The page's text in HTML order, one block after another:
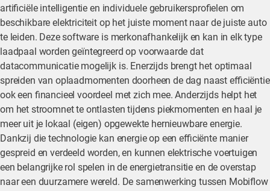
artificiële intelligentie en individuele gebruikersprofielen om
beschikbare elektriciteit op het juiste moment naar de juiste auto
te leiden. Deze software is merkonafhankelijk en kan in elk type
laadpaal worden geïntegreerd op voorwaarde dat
datacommunicatie mogelijk is. Enerzijds brengt het optimaal
spreiden van oplaadmomenten doorheen de dag naast efficiëntie
ook een financieel voordeel met zich mee. Anderzijds helpt het
om het stroomnet te ontlasten tijdens piekmomenten en haal je
meer uit je lokaal (eigen) opgewekte hernieuwbare energie.
Dankzij die technologie kan energie op een efficiënte manier
gespreid en verdeeld worden, en kunnen elektrische voertuigen
een belangrijke rol spelen in de energietransitie en de overstap
naar een duurzamere wereld. De samenwerking tussen Mobiflow